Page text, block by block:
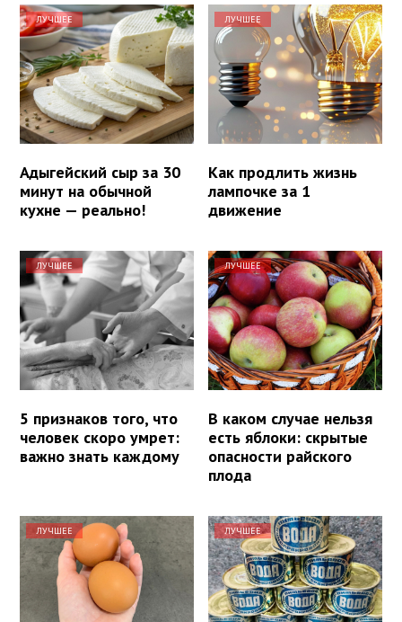
ЛУЧШЕЕ
Адыгейский сыр за 30
минут на обычной
кухне — реально!
ЛУЧШЕЕ
Как продлить жизнь
лампочке за 1
движение
ЛУЧШЕЕ
5 признаков того, что
человек скоро умрет:
важно знать каждому
ЛУЧШЕЕ
В каком случае нельзя
есть яблоки: скрытые
опасности райского
плода
ЛУЧШЕЕ ЛУЧШЕЕ